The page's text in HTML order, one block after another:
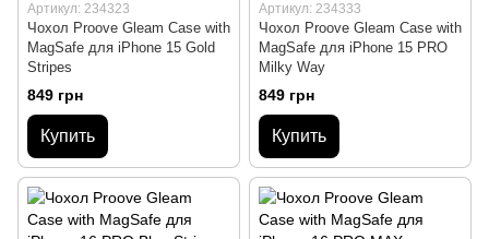
Артикул: 234323
Чохол Proove Gleam Case with
MagSafe для iPhone 15 Gold
Stripes
849 грн
Купить
Артикул: 234333
Чохол Proove Gleam Case with
MagSafe для iPhone 15 PRO
Milky Way
849 грн
Купить